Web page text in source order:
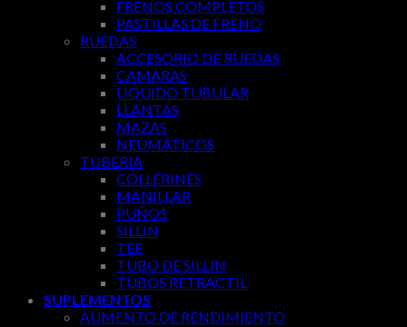
FRENOS COMPLETOS
PASTILLAS DE FRENO
RUEDAS
ACCESORIO DE RUEDAS
CAMARAS
LIQUIDO TUBULAR
LLANTAS
MAZAS
NEUMÁTICOS
TUBERIA
COLLERINES
MANILLAR
PUÑOS
SILLIN
TEE
TUBO DE SILLIN
TUBOS RETRACTIL
SUPLEMENTOS
AUMENTO DE RENDIMIENTO